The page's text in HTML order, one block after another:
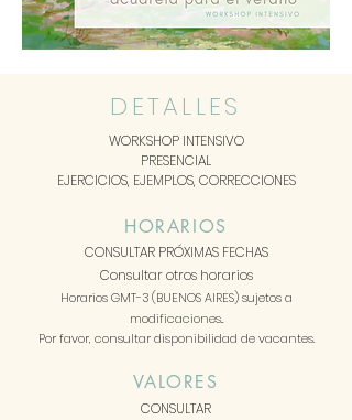
DETALLES
WORKSHOP INTENSIVO
PRESENCIAL
EJERCICIOS, EJEMPLOS, CORRECCIONES
HORARIOS
CONSULTAR PRÓXIMAS FECHAS
Consultar otros horarios
Horarios GMT-3 (BUENOS AIRES)sujetos a
modificaciones..
Por favor, consultar disponibilidad de vacantes.
VALORES
CONSULTAR